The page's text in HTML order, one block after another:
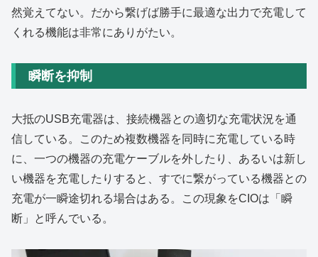
然覚えてない。だから繋げば勝手に最適な出力で充電して
くれる機能は非常にありがたい。
瞬断を抑制
大抵のUSB充電器は、接続機器との適切な充電状況を通
信している。このため複数機器を同時に充電している時
に、一つの機器の充電ケーブルを外したり、あるいは新し
い機器を充電したりすると、すでに繋がっている機器との
充電が一瞬途切れる場合はある。この現象をCIOは「瞬
断」と呼んでいる。